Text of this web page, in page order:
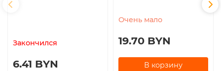
Закончился
6.41 BYN
Очень мало
19.70 BYN
В корзину